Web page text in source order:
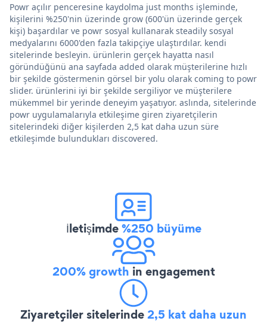
Powr açılır penceresine kaydolma just months işleminde,
kişilerini %250'nin üzerinde grow (600'ün üzerinde gerçek
kişi) başardılar ve powr sosyal kullanarak steadily sosyal
medyalarını 6000'den fazla takipçiye ulaştırdılar. kendi
sitelerinde besleyin. ürünlerin gerçek hayatta nasıl
göründüğünü ana sayfada added olarak müşterilerine hızlı
bir şekilde göstermenin görsel bir yolu olarak coming to powr
slider. ürünlerini iyi bir şekilde sergiliyor ve müşterilere
mükemmel bir yerinde deneyim yaşatıyor. aslında, sitelerinde
powr uygulamalarıyla etkileşime giren ziyaretçilerin
sitelerindeki diğer kişilerden 2,5 kat daha uzun süre
etkileşimde bulundukları discovered.
İletişimde%250 büyüme
200% growth in engagement
Ziyaretçiler sitelerinde2,5 kat daha uzun